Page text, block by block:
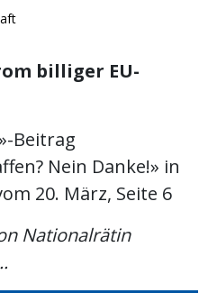
billiger EU-
Beitrag
Nein Danke!» in
20. März, Seite 6
Nationalrätin